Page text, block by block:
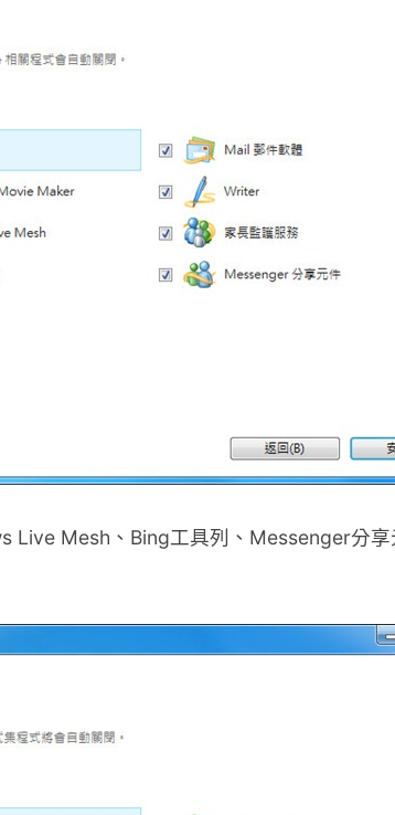
Live Mesh、Bing工具列、Messenger分享